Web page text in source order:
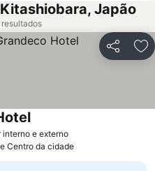
Japão
Partilhar
e externo
Centro da cidade